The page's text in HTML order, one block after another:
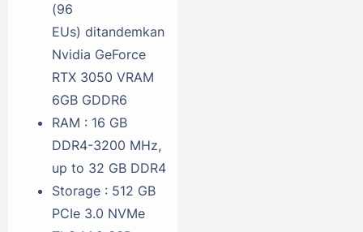
(96
EUs) ditandemkan
Nvidia GeForce
RTX 3050 VRAM
6GB GDDR6
RAM : 16 GB
DDR4-3200 MHz,
up to 32 GB DDR4
Storage : 512 GB
PCIe 3.0 NVMe